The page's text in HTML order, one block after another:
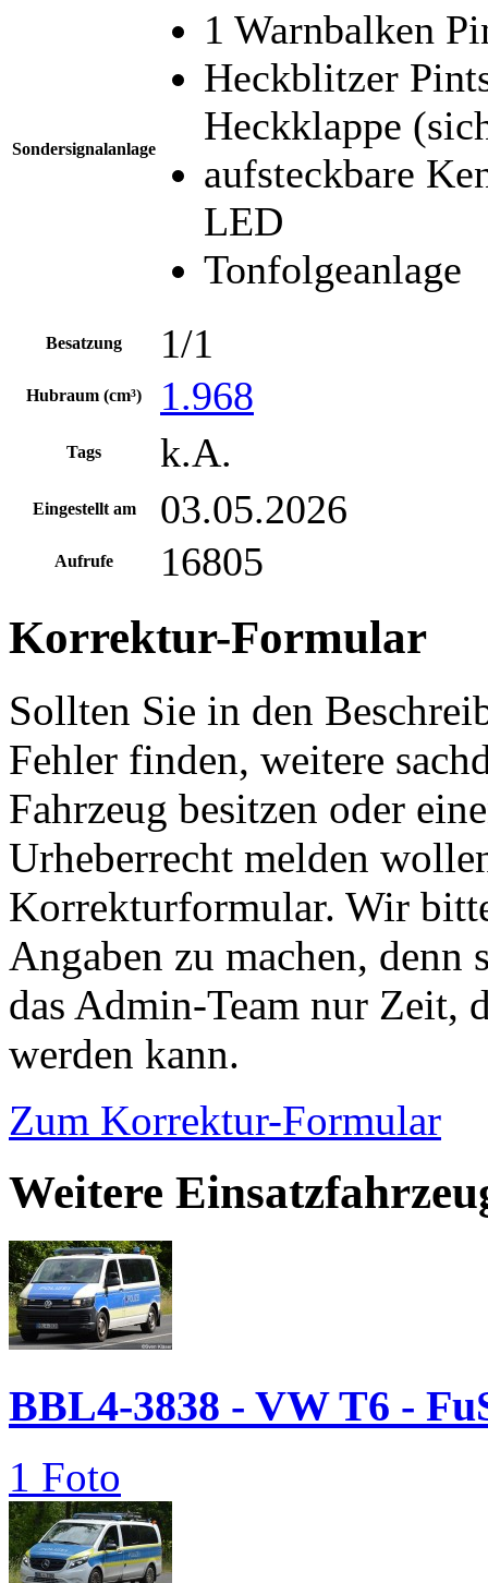
Sondersignalanlage
1 Warnbalken
Heckblitzer
Heckklappe
aufsteckbare
LED
Tonfolgeanlage
Besatzung 1/1
Hubraum (cm³) 1.968
Tags k.A.
Eingestellt am 03.05.2026
Aufrufe 16805
Korrektur-Formular
Sollten Sie in den
Fehler finden, weitere
Fahrzeug besitzen oder
Urheberrecht melden
Korrekturformular. Wir
Angaben zu machen,
das Admin-Team nur Zeit,
werden kann.
Zum Korrektur-Formular
Weitere
BBL4-3838 - VW T6 -
1 Foto